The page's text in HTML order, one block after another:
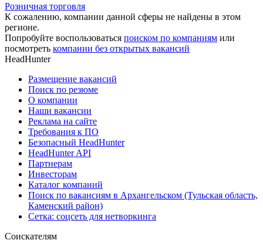
Розничная торговля
К сожалению, компании данной сферы не найдены в этом
регионе.
Попробуйте воспользоваться поиском по компаниям или
посмотреть компании без открытых вакансий
HeadHunter
Размещение вакансий
Поиск по резюме
О компании
Наши вакансии
Реклама на сайте
Требования к ПО
Безопасный HeadHunter
HeadHunter API
Партнерам
Инвесторам
Каталог компаний
Поиск по вакансиям в Архангельском (Тульская область,
Каменский район)
Сетка: соцсеть для нетворкинга
Соискателям